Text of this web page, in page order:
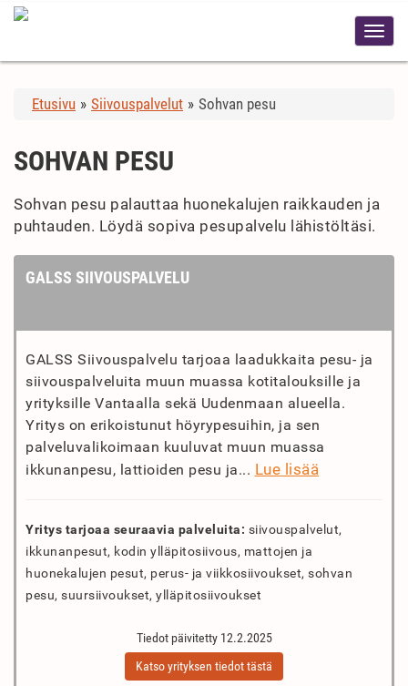
Etusivu » Siivouspalvelut » Sohvan pesu
SOHVAN PESU
Sohvan pesu palauttaa huonekalujen raikkauden ja
puhtauden. Löydä sopiva pesupalvelu lähistöltäsi.
GALSS SIIVOUSPALVELU
GALSS Siivouspalvelu tarjoaa laadukkaita pesu- ja
siivouspalveluita muun muassa kotitalouksille ja
yrityksille Vantaalla sekä Uudenmaan alueella.
Yritys on erikoistunut höyrypesuihin, ja sen
palveluvalikoimaan kuuluvat muun muassa
ikkunanpesu, lattioiden pesu ja... Lue lisää
Yritys tarjoaa seuraavia palveluita: siivouspalvelut,
ikkunanpesut, kodin ylläpitosiivous, mattojen ja
huonekalujen pesut, perus- ja viikkosiivoukset, sohvan
pesu, suursiivoukset, ylläpitosiivoukset
Tiedot päivitetty 12.2.2025
Katso yrityksen tiedot tästä